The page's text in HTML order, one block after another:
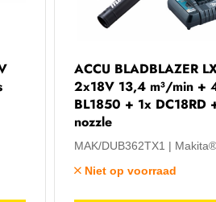
ACCU BLADBLAZER
2x18V 13,4 m³/min +
BL1850 + 1x DC18RD
nozzle
MAK/DUB362TX1
Niet op voorraad